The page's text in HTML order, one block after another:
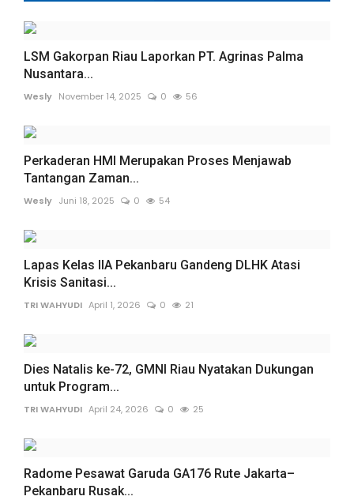
LSM Gakorpan Riau Laporkan PT. Agrinas Palma
Nusantara...
Wesly November 14, 2025 0 56
Perkaderan HMI Merupakan Proses Menjawab
Tantangan Zaman...
Wesly Juni 18, 2025 0 54
Lapas Kelas IIA Pekanbaru Gandeng DLHK Atasi
Krisis Sanitasi...
TRI WAHYUDI April 1, 2026 0 21
Dies Natalis ke-72, GMNI Riau Nyatakan Dukungan
untuk Program...
TRI WAHYUDI April 24, 2026 0 25
Radome Pesawat Garuda GA176 Rute Jakarta–
Pekanbaru Rusak...